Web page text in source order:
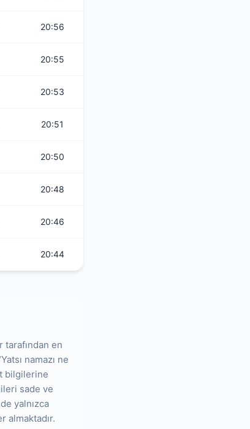
20:56
20:55
20:53
20:51
20:50
20:48
20:46
20:44
en
namazı ne
bilgilerine
sade ve
yalnızca
almaktadır.